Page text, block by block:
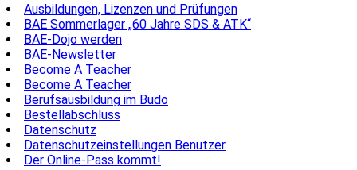
Ausbildungen, Lizenzen und Prüfungen
BAE Sommerlager „60 Jahre SDS & ATK“
BAE-Dojo werden
BAE-Newsletter
Become A Teacher
Become A Teacher
Berufsausbildung im Budo
Bestellabschluss
Datenschutz
Datenschutzeinstellungen Benutzer
Der Online-Pass kommt!